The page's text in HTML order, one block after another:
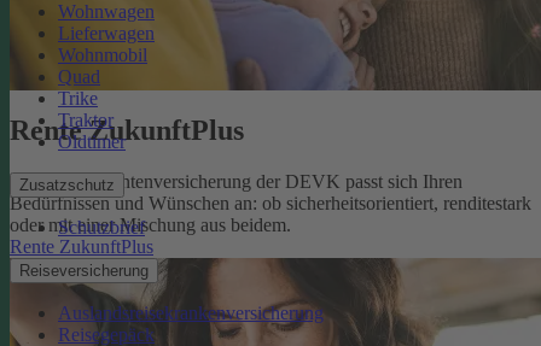
Wohnwagen
Lieferwagen
Wohnmobil
Quad
Trike
Traktor
Oldtimer
Zusatzschutz
Schutzbrief
Reiseversicherung
Auslandsreisekrankenversicherung
Reisegepäck
Rente ZukunftPlus
Die private Rentenversicherung der DEVK passt sich Ihren
Bedürfnissen und Wünschen an: ob sicherheitsorientiert, renditestark
oder mit einer Mischung aus beidem.
Rente ZukunftPlus